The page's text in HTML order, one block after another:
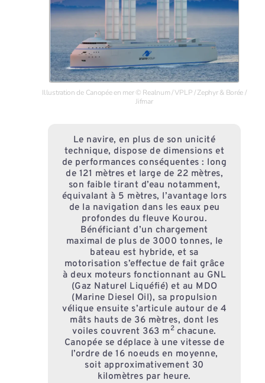
Illustration de Canopée en mer © Realnum / VPLP / Zephyr & Borée /
Jifmar
Le navire, en plus de son unicité
technique, dispose de dimensions et
de performances conséquentes : long
de 121 mètres et large de 22 mètres,
son faible tirant d’eau notamment,
équivalant à 5 mètres, l’avantage lors
de la navigation dans les eaux peu
profondes du fleuve Kourou.
Bénéficiant d’un chargement
maximal de plus de 3000 tonnes, le
bateau est hybride, et sa
motorisation s’effectue de fait grâce
à deux moteurs fonctionnant au GNL
(Gaz Naturel Liquéfié) et au MDO
(Marine Diesel Oil), sa propulsion
vélique ensuite s’articule autour de 4
mâts hauts de 36 mètres, dont les
voiles couvrent 363 m 2 chacune.
Canopée se déplace à une vitesse de
l’ordre de 16 noeuds en moyenne,
soit approximativement 30
kilomètres par heure.